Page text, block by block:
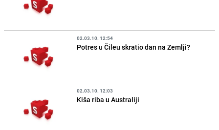
02.03.10. 12:54
Potres u Čileu skratio dan na Zemlji?
02.03.10. 12:03
Kiša riba u Australiji